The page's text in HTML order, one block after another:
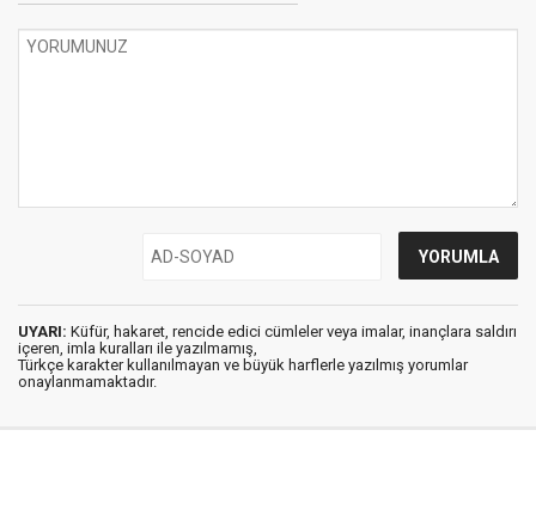
UYARI: Küfür, hakaret, rencide edici cümleler veya imalar, inançlara saldırı
içeren, imla kuralları ile yazılmamış,
Türkçe karakter kullanılmayan ve büyük harflerle yazılmış yorumlar
onaylanmamaktadır.